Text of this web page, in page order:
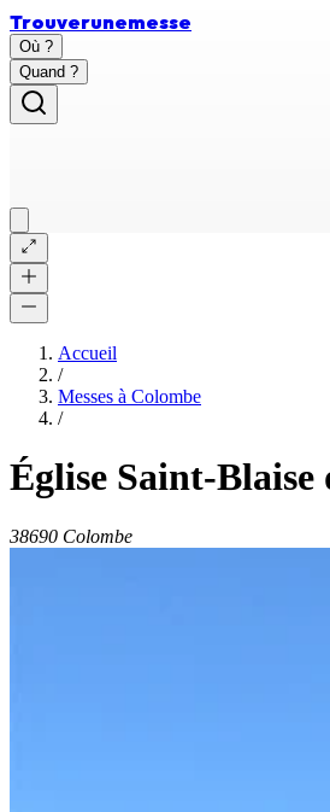
Trouverunemesse
Où ?
Quand ?
Accueil
/
Messes à Colombe
/
Église Saint-Blaise
38690 Colombe